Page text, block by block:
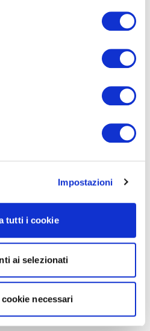
Impostazioni
tutti i cookie
ai selezionati
necessari